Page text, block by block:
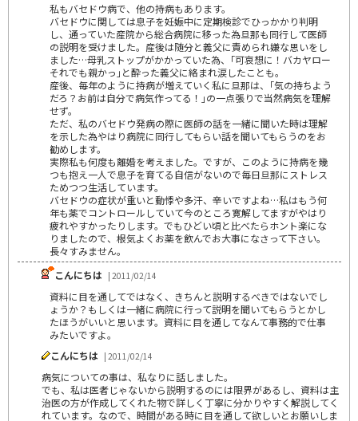
私もバセドウ病で、他の持病もあります。
バセドウに関しては息子を妊娠中に定期検診でひっかかり判明
し、通っていた産院から総合病院に移った為旦那も同行して医師
の説明を受けました。産後は随分と義父に責められ嫌な思いをし
ました…母乳ストップがかかっていた為、｢可哀想に！バカヤロー
それでも親かっ｣と酔った義父に絡まれ涙したことも。
産後、毎年のように持病が増えていく私に旦那は、｢気の持ちよう
だろ？お前は自分で病気作ってる！｣の一点張りで当然病気を理解
せず。
ただ、私のバセドウ発病の際に医師の話を一緒に聞いた時は理解
を示した為やはり病院に同行してもらい話を聞いてもらうのをお
勧めします。
実際私も何度も離婚を考えました。ですが、このように持病を幾
つも抱え一人で息子を育てる自信がないので毎日旦那にストレス
ためつつ生活しています。
バセドウの症状が重いと動悸や多汗、辛いですよね…私はもう何
年も薬でコントロールしていて今のところ寛解してますがやはり
疲れやすかったりします。でもひどい頃と比べたらホント楽にな
りましたので、根気よくお薬を飲んでお大事になさって下さい。
長々すみません。
こんにちは | 2011/02/14
資料に目を通してではなく、きちんと説明するべきではないでし
ょうか？もしくは一緒に病院に行って説明を聞いてもらうとかし
たほうがいいと思います。資料に目を通してなんて事務的で仕事
みたいですよ。
こんにちは | 2011/02/14
病気についての事は、私なりに話しました。
でも、私は医者じゃないから説明するのには限界があるし、資料は主
治医の方が作成してくれた物で詳しく丁寧に分かりやすく解説してく
れています。なので、時間がある時に目を通して欲しいとお願いしま